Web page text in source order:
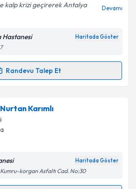
işlenmesine ilişkinAydınlatma
kalp krizi geçirerek Antalya
Devamı
Hastanesi Haritada Göster
Randevu Talep Et
Talebi
için randevu takvimi talebi
uzmandan randevu almanız için bir
e-posta ile bilgilendireceğiz.
Karımlı
Haritada Göster
korgan Asfaltı Cad. No:30